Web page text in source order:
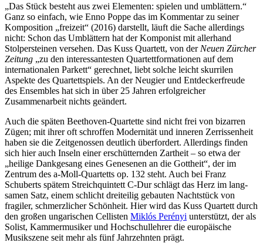
„Das Stück besteht aus zwei Elementen: spielen und umblättern.“
Ganz so einfach, wie Enno Poppe das im Kommentar zu seiner
Komposition „freizeit“ (2016) darstellt, läuft die Sache allerdings
nicht: Schon das Umblättern hat der Komponist mit allerhand
Stolpersteinen versehen. Das Kuss Quartett, von der Neuen Zürcher
Zeitung „zu den inter­essantesten Quartett­formationen auf dem
internationalen Parkett“ gerechnet, liebt solche leicht skurrilen
Aspekte des Quartettspiels. An der Neugier und Entdeckerfreude
des Ensembles hat sich in über 25 Jahren erfolgreicher
Zusammenarbeit nichts geändert.
Auch die späten Beethoven-Quartette sind nicht frei von bizarren
Zügen; mit ihrer oft schroffen Modernität und inneren Zerrissenheit
haben sie die Zeitgenossen deutlich überfordert. Allerdings finden
sich hier auch Inseln einer erschütternden Zartheit – so etwa der
„heilige Dankgesang eines Genesenen an die Gottheit“, der im
Zentrum des a-Moll-Quartetts op. 132 steht. Auch bei Franz
Schuberts spätem Streichquintett C-Dur schlägt das Herz im lang­
samen Satz, einem schlicht dreiteilig gebauten Nachtstück von
fragiler, schmerzlicher Schönheit. Hier wird das Kuss Quartett durch
den großen ungarischen Cellisten Miklós Perényi unterstützt, der als
Solist, Kammer­musiker und Hochschullehrer die europäische
Musikszene seit mehr als fünf Jahrzehnten prägt.